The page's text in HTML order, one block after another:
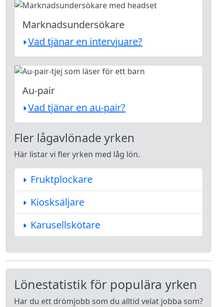
Marknadsundersökare
Vad tjänar en intervjuare?
Au-pair
Vad tjänar en au-pair?
Fler lågavlönade yrken
Här listar vi fler yrken med låg lön.
Fruktplockare
Kiosksäljare
Karusellskötare
Lönestatistik för populära yrken
Har du ett drömjobb som du alltid velat jobba som?